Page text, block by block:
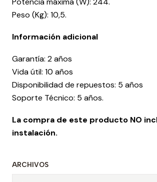
Peso (Kg): 10,5.
Información adicional
Garantía: 2 años
Vida útil: 10 años
Disponibilidad de repuestos: 5 años
Soporte Técnico: 5 años.
La compra de este producto NO
instalación.
ARCHIVOS